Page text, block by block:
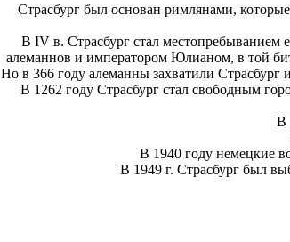
Страсбург был основан римлянами,
В IV в. Страсбург стал местопребыванием
алеманнов и императором Юлианом, в той
Но в 366 году алеманны захватили
В 1262 году Страсбург стал свободным
В
В 1940 году немецкие
В 1949 г. Страсбург был